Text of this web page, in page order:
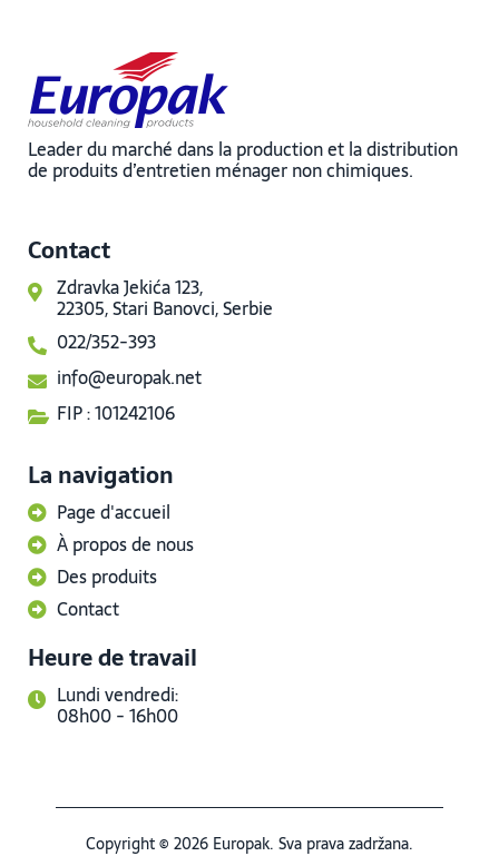
Leader du marché dans la production et la distribution
de produits d’entretien ménager non chimiques.
Contact
Zdravka Jekića 123,
22305, Stari Banovci, Serbie
022/352-393
info@europak.net
FIP : 101242106
La navigation
Page d'accueil
À propos de nous
Des produits
Contact
Heure de travail
Lundi vendredi:
08h00 - 16h00
Copyright © 2026 Europak. Sva prava zadržana.